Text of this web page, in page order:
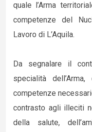
quale l’Arma
competenze del
Lavoro di L’Aquila.
Da segnalare il
specialità
competenze
contrasto agli illeciti
della salute,